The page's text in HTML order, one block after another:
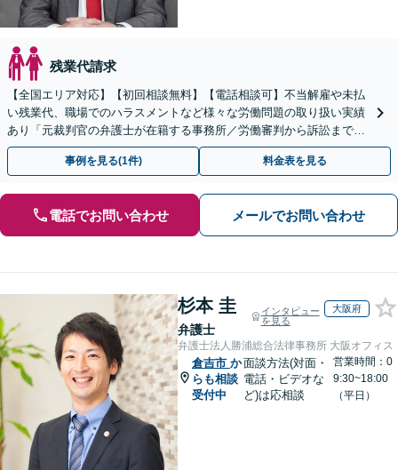
残業代請求
【全国エリア対応】【初回相談無料】【電話相談可】不当解雇や未払
い残業代、職場でのハラスメントなど様々な労働問題の取り扱い実績
あり「元裁判官の弁護士が在籍する事務所／労働審判から訴訟まで、
裁判官経験を活かした最適な戦略を立案」
事例を見る(1件) 料金表を見る
電話でお問い合わせ メールでお問い合わせ
杉本 圭
弁護士
インタビュー
を見る
大阪府
弁護士法人勝浦総合法律事務所 大阪オフィス
倉吉市 か
らも相談
受付中
面談方法(対面・
電話・ビデオな
ど)は応相談
営業時間：0
9:30~18:00
（平日）